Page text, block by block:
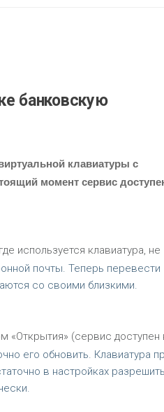
банковскую
клавиатуры с
момент сервис
используется клавиатура, не
почты. Теперь перевести
со своими близкими.
«Открытия» (сервис доступен
его обновить. Клавиатура
в настройках разрешить